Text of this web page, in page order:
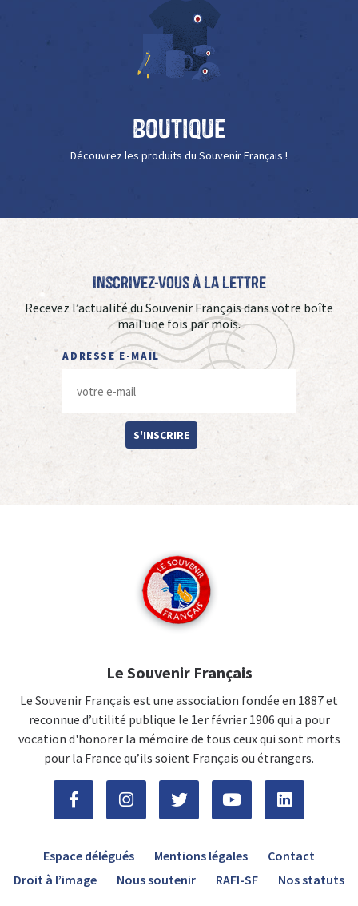
Boutique
Découvrez les produits du Souvenir Français !
Inscrivez-vous à La Lettre
Recevez l’actualité du Souvenir Français dans votre boîte
mail une fois par mois.
ADRESSE E-MAIL
S'INSCRIRE
Le Souvenir Français
Le Souvenir Français est une association fondée en 1887 et
reconnue d’utilité publique le 1er février 1906 qui a pour
vocation d'honorer la mémoire de tous ceux qui sont morts
pour la France qu’ils soient Français ou étrangers.
Espace délégués Mentions légales
Contact
Droit à l’image
Nous soutenir RAFI-SF Nos statuts